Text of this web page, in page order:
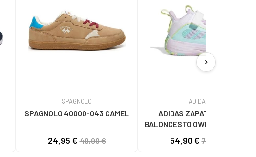
SPAGNOLO
SPAGNOLO 40000-043 CAMEL
24,95 €49,90 €
ADIDAS
ADIDAS ZAPATILLAS DE
BALONCESTO OWNTHEGAME 30
54,90 €74,84 €
chevron_right